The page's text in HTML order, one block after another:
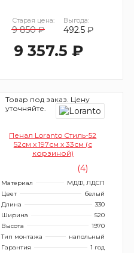
Старая цена:
9 850 ₽
Выгода:
492.5 ₽
9 357.5 ₽
Товар под заказ. Цену
уточняйте.
Пенал Loranto Стиль-52
52см х 197см х 33см (с
корзиной)
(4)
Материал
МДФ, ЛДСП
Цвет
белый
Длина
330
Ширина
520
Высота
1970
Тип монтажа
напольный
Гарантия
1 год